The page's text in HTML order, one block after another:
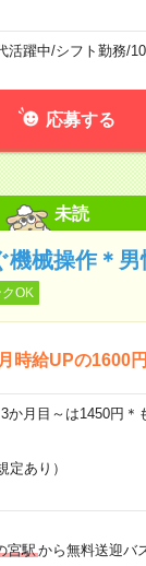
活躍中/シフト勤務/
応募する
未読
機械操作＊
OK
時給UPの1600
か月目～は1450円＊
あり）
宮駅から無料送迎バ